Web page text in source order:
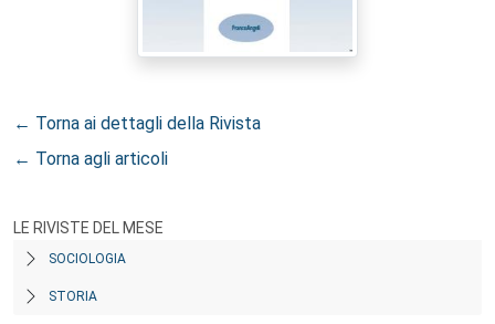
← Torna ai dettagli della Rivista
← Torna agli articoli
LE RIVISTE DEL MESE
SOCIOLOGIA
STORIA